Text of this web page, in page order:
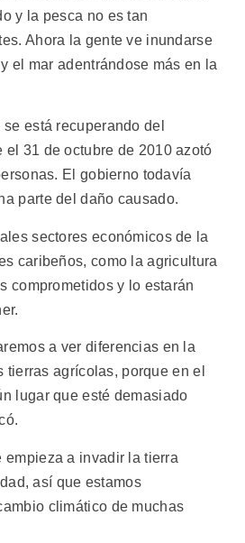
y la pesca no es tan
Ahora la gente ve inundarse
el mar adentrándose más en la
está recuperando del
el 31 de octubre de 2010 azotó
El gobierno todavía
parte del daño causado.
sectores económicos de la
caribeños, como la agricultura
comprometidos y lo estarán
a ver diferencias en la
agrícolas, porque en el
lugar que esté demasiado
empieza a invadir la tierra
así que estamos
climático de muchas